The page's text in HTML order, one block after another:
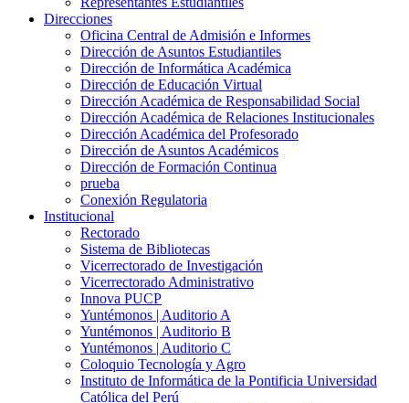
Direcciones
Oficina Central de Admisión e Informes
Dirección de Asuntos Estudiantiles
Dirección de Informática Académica
Dirección de Educación Virtual
Dirección Académica de Responsabilidad Social
Dirección Académica de Relaciones Institucionales
Dirección Académica del Profesorado
Dirección de Asuntos Académicos
Dirección de Formación Continua
prueba
Conexión Regulatoria
Institucional
Rectorado
Sistema de Bibliotecas
Vicerrectorado de Investigación
Vicerrectorado Administrativo
Innova PUCP
Yuntémonos | Auditorio A
Yuntémonos | Auditorio B
Yuntémonos | Auditorio C
Coloquio Tecnología y Agro
Instituto de Informática de la Pontificia Universidad
Católica del Perú